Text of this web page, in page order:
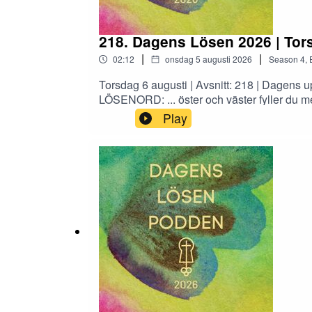
218. Dagens Lösen 2026 |
02:12 | onsdag 5 augusti 2026 | Season 4,
Torsdag 6 augusti | Avsnitt: 218 | Dagens
LÖSENORD: ... öster och väster fyller du
Gud.APG 16:34 | Gud vill inte behålla
somtillhör Guds rike.HENRI NOUWEN |
som lyser upp din dag!Baserad på
1731.Podden produceras av EBF,
Bibelsällskapet.Andaktsboken © 1996 och
HelsingforsREDAKTÖR: Anna Ekman |
stort sällskap.Dagens lösen är världens
innehåller tvåbibelord för varje dag som
Play